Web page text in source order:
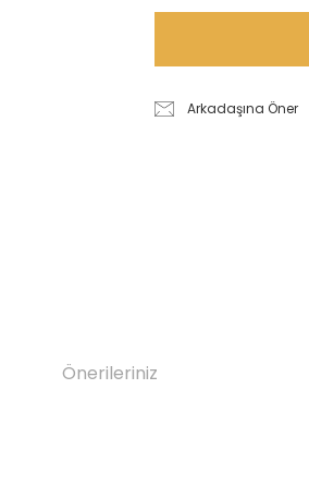
Arkadaşına Öner
Önerileriniz